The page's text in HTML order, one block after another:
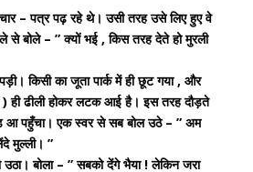
– पत्र पढ़ रहे थे। उसी तरह उसे लिए हुए वे
से बोले – ” क्यों भई , किस तरह देते हो मुरली
किसी का जूता पार्क में ही छूट गया , और
) ही ढीली होकर लटक आई है। इस तरह दौड़ते
आ पहुँचा। एक स्वर से सब बोल उठे – ” अम
मुल्ली। ”
उठा। बोला – ” सबको देंगे भैया ! लेकिन जरा